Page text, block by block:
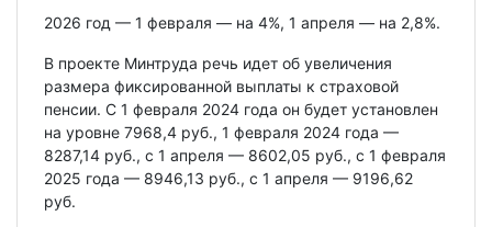
2026 год — 1 февраля — на 4%, 1 апреля — на 2,8%.
В проекте Минтруда речь идет об увеличения
размера фиксированной выплаты к страховой
пенсии. С 1 февраля 2024 года он будет установлен
на уровне 7968,4 руб., 1 февраля 2024 года —
8287,14 руб., с 1 апреля — 8602,05 руб., с 1 февраля
2025 года — 8946,13 руб., с 1 апреля — 9196,62
руб.